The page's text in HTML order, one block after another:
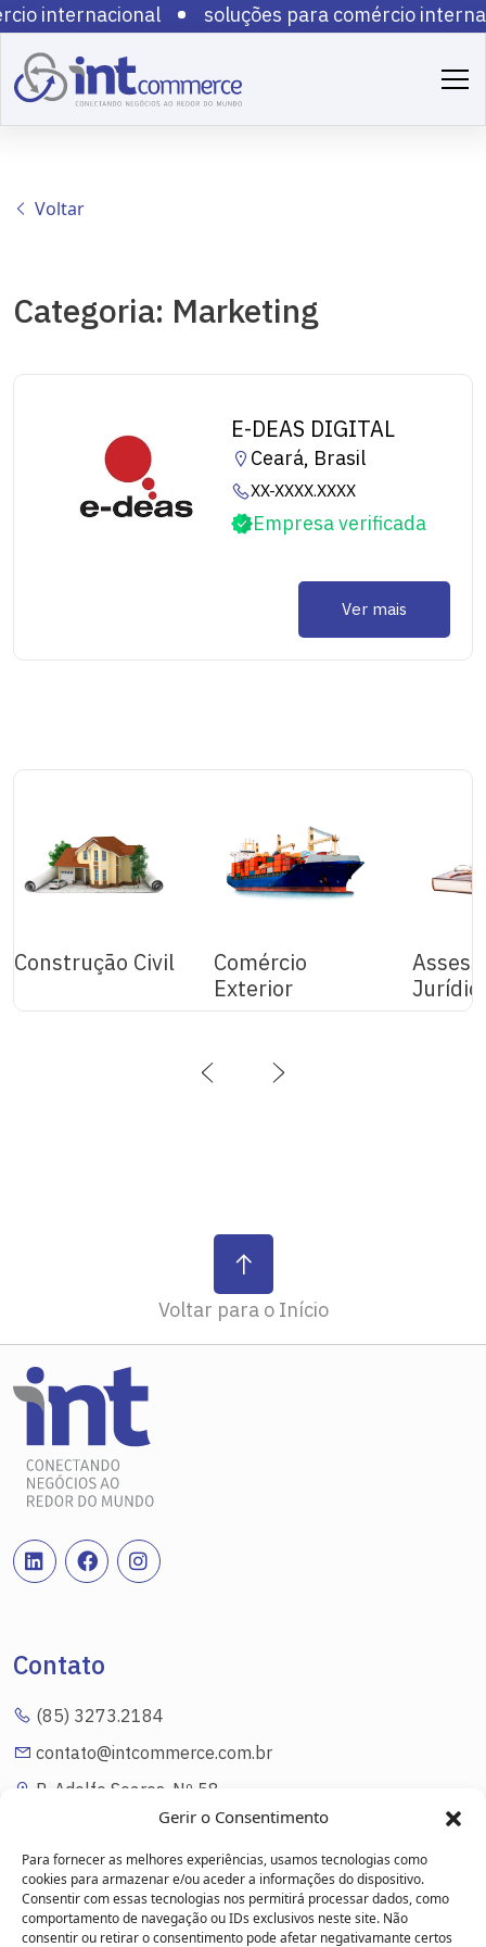
Gerir o Consentimento
Para fornecer as melhores experiências, usamos tecnologias como
cookies para armazenar e/ou aceder a informações do dispositivo.
Consentir com essas tecnologias nos permitirá processar dados, como
comportamento de navegação ou IDs exclusivos neste site. Não
consentir ou retirar o consentimento pode afetar negativamante certos
internacional
soluções para comércio
internacional
soluções para comércio
internacional
soluções para comércio
internacional
soluções para comércio
internacional
Voltar
Categoria: Marketing
E-DEAS DIGITAL
Ceará, Brasil
XX-XXXX.XXXX
Empresa verificada
Ver mais
Construção Civil
Comércio
Exterior
‹ ›
Voltar para o Início
Contato
(85) 3273.2184
contato@intcommerce.com.br
R. Adolfo Soares, Nº 58
Eng. Luciano Cavalcante Fortaleza/CE
Link Úteis